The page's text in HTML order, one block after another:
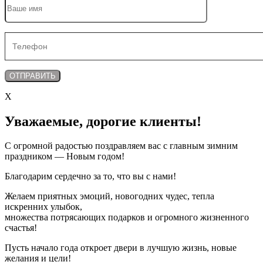
X
Уважаемые, дорогие клиенты!
С огромной радостью поздравляем вас с главным зимним
праздником — Новым годом!
Благодарим сердечно за то, что вы с нами!
Желаем приятных эмоций, новогодних чудес, тепла
искренних улыбок,
множества потрясающих подарков и огромного жизненного
счастья!
Пусть начало года откроет двери в лучшую жизнь, новые
желания и цели!